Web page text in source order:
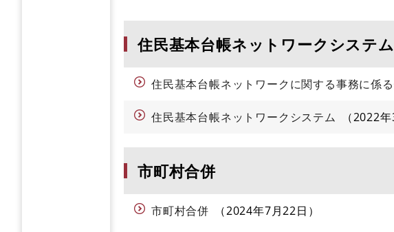
住民基本台帳ネットワークシステム
住民基本台帳ネットワークに関する事務に係
住民基本台帳ネットワークシステム 2022年
市町村合併
市町村合併 2024年7月22日